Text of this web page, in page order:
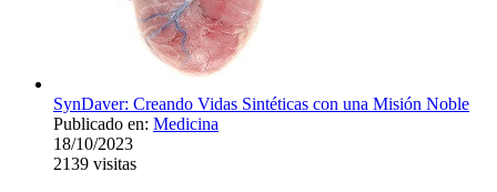
SynDaver: Creando Vidas Sintéticas con una Misión Noble
Publicado en: Medicina
18/10/2023
2139 visitas